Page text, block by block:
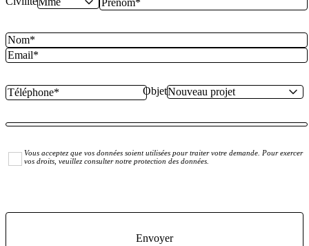
Objet
Vous acceptez que vos données soient utilisées pour traiter votre demande. Pour exercer
vos droits, veuillez consulter notre protection des données.